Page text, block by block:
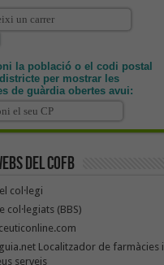
la població o el codi postal
per mostrar les
de guàrdia obertes avui:
del COFB
col·legi
col·legiats (BBS)
Localitzador de farmàcies i
serveis